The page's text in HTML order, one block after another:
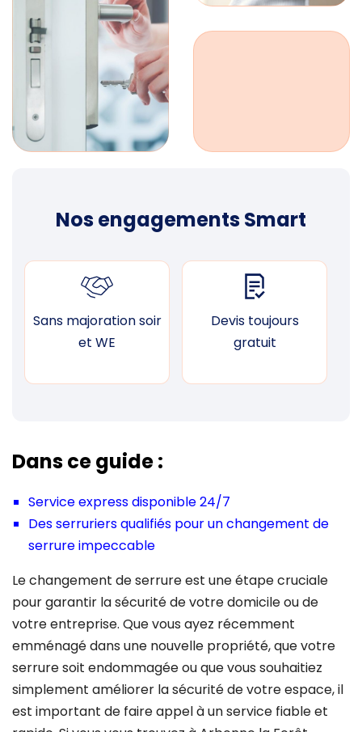
Nos engagements Smart
Sans majoration soir
et WE
Devis toujours
gratuit
Dans ce guide :
Service express disponible 24/7
Des serruriers qualifiés pour un changement de
serrure impeccable
Le changement de serrure est une étape cruciale
pour garantir la sécurité de votre domicile ou de
votre entreprise. Que vous ayez récemment
emménagé dans une nouvelle propriété, que votre
serrure soit endommagée ou que vous souhaitiez
simplement améliorer la sécurité de votre espace, il
est important de faire appel à un service fiable et